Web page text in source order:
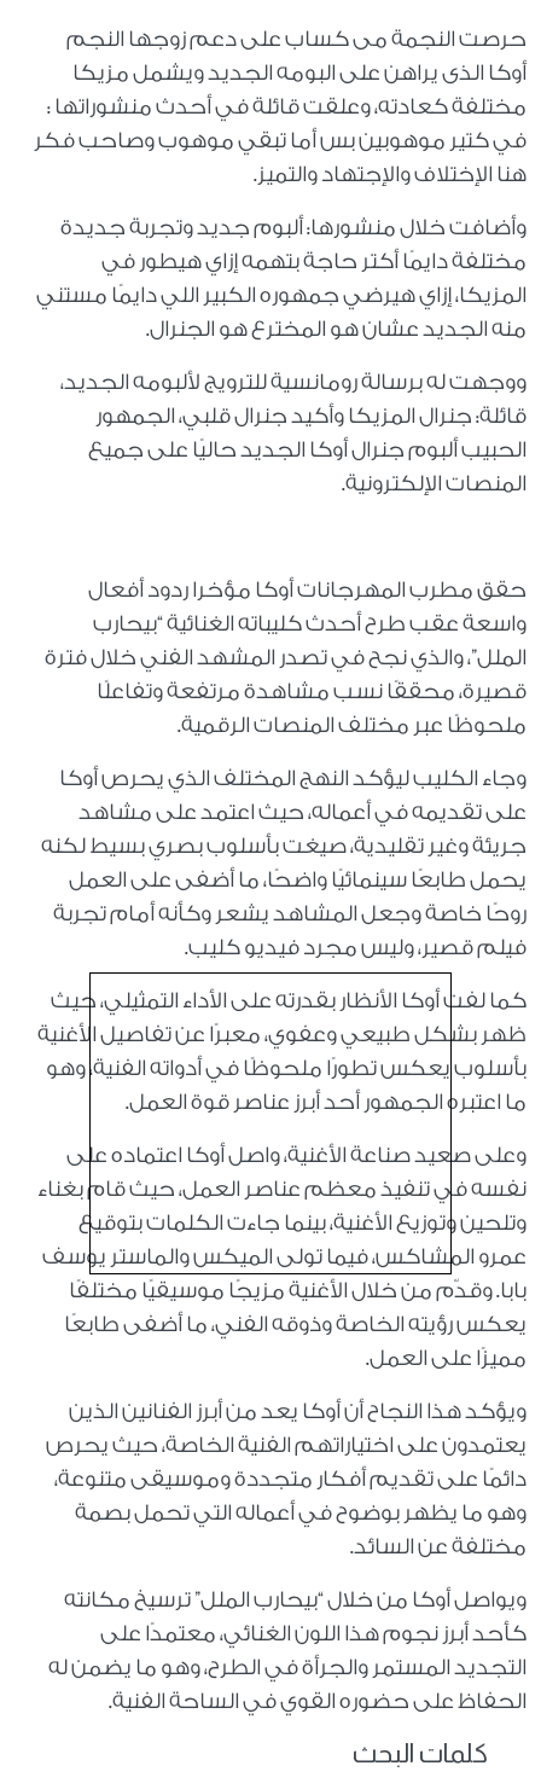
حرصت النجمة مى كساب على دعم زوجها النجم
أوكا الذى يراهن على البومه الجديد ويشمل مزيكا
مختلفة كعادته، وعلقت قائلة في أحدث منشوراتها :
في كتير موهوبين بس أما تبقي موهوب وصاحب فكر
هنا الإختلاف والإجتهاد والتميز.
وأضافت خلال منشورها: ألبوم جديد وتجربة جديدة
مختلفة دايمًا أكتر حاجة بتهمه إزاي هيطور في
المزيكا، إزاي هيرضي جمهوره الكبير اللي دايمًا مستني
منه الجديد عشان هو المخترع هو الجنرال.
ووجهت له برسالة رومانسية للترويج لألبومه الجديد،
قائلة: جنرال المزيكا وأكيد جنرال قلبي، الجمهور
الحبيب ألبوم جنرال أوكا الجديد حاليًا على جميع
المنصات الإلكترونية.
حقق مطرب المهرجانات أوكا مؤخرا ردود أفعال
واسعة عقب طرح أحدث كليباته الغنائية “بيحارب
الملل”، والذي نجح في تصدر المشهد الفني خلال فترة
قصيرة، محققًا نسب مشاهدة مرتفعة وتفاعلًا
ملحوظًا عبر مختلف المنصات الرقمية.
وجاء الكليب ليؤكد النهج المختلف الذي يحرص أوكا
على تقديمه في أعماله، حيث اعتمد على مشاهد
جريئة وغير تقليدية، صيغت بأسلوب بصري بسيط لكنه
يحمل طابعًا سينمائيًا واضحًا، ما أضفى على العمل
روحًا خاصة وجعل المشاهد يشعر وكأنه أمام تجربة
فيلم قصير، وليس مجرد فيديو كليب.
كما لفت أوكا الأنظار بقدرته على الأداء التمثيلي، حيث
ظهر بشكل طبيعي وعفوي، معبرًا عن تفاصيل الأغنية
بأسلوب يعكس تطورًا ملحوظًا في أدواته الفنية، وهو
ما اعتبره الجمهور أحد أبرز عناصر قوة العمل.
وعلى صعيد صناعة الأغنية، واصل أوكا اعتماده على
نفسه في تنفيذ معظم عناصر العمل، حيث قام بغناء
وتلحين وتوزيع الأغنية، بينما جاءت الكلمات بتوقيع
عمرو المشاكس، فيما تولى الميكس والماستر يوسف
بابا. وقدّم من خلال الأغنية مزيجًا موسيقيًا مختلفًا
يعكس رؤيته الخاصة وذوقه الفني، ما أضفى طابعًا
مميزًا على العمل.
ويؤكد هذا النجاح أن أوكا يعد من أبرز الفنانين الذين
يعتمدون على اختياراتهم الفنية الخاصة، حيث يحرص
دائمًا على تقديم أفكار متجددة وموسيقى متنوعة،
وهو ما يظهر بوضوح في أعماله التي تحمل بصمة
مختلفة عن السائد.
ويواصل أوكا من خلال “بيحارب الملل” ترسيخ مكانته
كأحد أبرز نجوم هذا اللون الغنائي، معتمدًا على
التجديد المستمر والجرأة في الطرح، وهو ما يضمن له
الحفاظ على حضوره القوي في الساحة الفنية.
كلمات البحث